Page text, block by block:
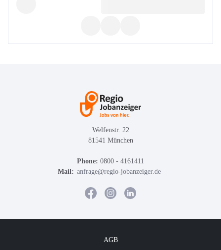
Welfenstr. 22
81541 München
Phone: 0800 - 4161411
Mail: anfrage@regio-jobanzeiger.de
AGB